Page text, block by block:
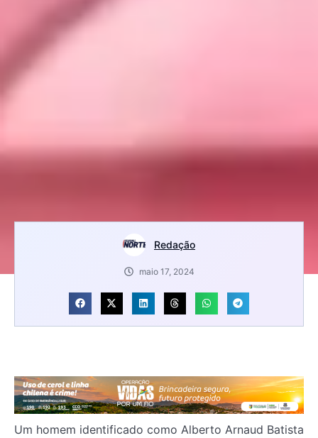
Redação
maio 17, 2024
Um homem identificado como Alberto Arnaud Batista